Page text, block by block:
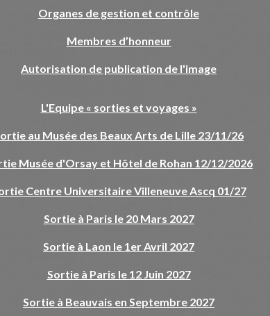
Organes de gestion et contrôle
Membres d’honneur
Autorisation de publication de l'image
L'Equipe « sorties et voyages »
au Musée des Beaux Arts de Lille 23/11/26
Musée d'Orsay et Hôtel de Rohan 12/12/2026
Centre Universitaire Villeneuve Ascq 01/27
Sortie à Paris le 20 Mars 2027
Sortie à Laon le 1er Avril 2027
Sortie à Paris le 12 Juin 2027
Sortie à Beauvais en Septembre 2027